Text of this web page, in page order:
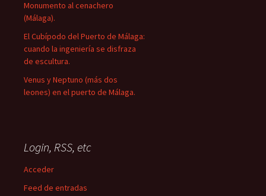
Monumento al cenachero
(Málaga).
El Cubípodo del Puerto de Málaga:
cuando la ingeniería se disfraza
de escultura.
Venus y Neptuno (más dos
leones) en el puerto de Málaga.
Login, RSS, etc
Acceder
Feed de entradas